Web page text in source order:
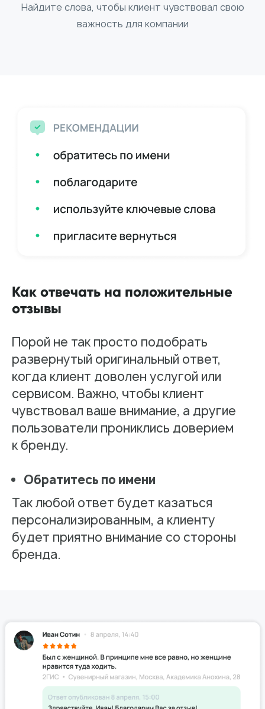
Найдите слова, чтобы клиент чувствовал свою
важность для компании
Как отвечать на положительные
отзывы
Порой не так просто подобрать
развернутый оригинальный ответ,
когда клиент доволен услугой или
сервисом. Важно, чтобы клиент
чувствовал ваше внимание, а другие
пользователи прониклись доверием
к бренду.
Обратитесь по имени
Так любой ответ будет казаться
персонализированным, а клиенту
будет приятно внимание со стороны
бренда.